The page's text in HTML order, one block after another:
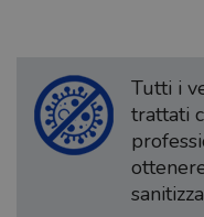
Tutti i
trattati